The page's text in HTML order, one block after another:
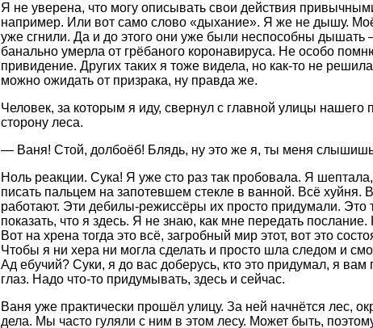
Я не уверена, что могу описывать свои действия
например. Или вот само слово «дыхание». Я же не дышу. Моё
уже сгнили. Да и до этого они уже были неспособны
банально умерла от грёбаного коронавируса. Не особо
привидение. Других таких я тоже видела, но как-то не
можно ожидать от призрака, ну правда же.
Человек, за которым я иду, свернул с главной улицы нашего
сторону леса.
— Ваня! Стой, долбоёб! Блядь, ну это же я, ты меня
Ноль реакции. Сука! Я уже сто раз так пробовала. Я
писать пальцем на запотевшем стекле в ванной. Всё
работают. Эти дебилы-режиссёры их просто придумали. Это
показать, что я здесь. Я не знаю, как мне передать
Вот на хрена тогда это всё, загробный мир этот, вот это
Чтобы я ни хера ни могла сделать и просто шла следом и
Ад ебучий? Суки, я до вас доберусь, кто это придумал, я вам
глаз. Надо что-то придумывать, здесь и сейчас.
Ваня уже практически прошёл улицу. За ней начнётся лес,
дела. Мы часто гуляли с ним в этом лесу. Может быть,